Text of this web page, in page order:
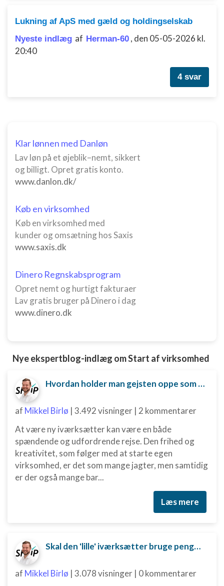
Lukning af ApS med gæld og holdingselskab
Nyeste indlæg af Herman-60 , den 05-05-2026 kl.
20:40
4 svar
Klar lønnen med Danløn
Lav løn på et øjeblik–nemt, sikkert
og billigt. Opret gratis konto.
www.danlon.dk/
Køb en virksomhed
Køb en virksomhed med
kunder og omsætning hos Saxis
www.saxis.dk
Dinero Regnskabsprogram
Opret nemt og hurtigt fakturaer
Lav gratis bruger på Dinero i dag
www.dinero.dk
Nye ekspertblog-indlæg om Start af virksomhed
Hvordan holder man gejsten oppe som ny iværksætter?
af Mikkel Birlø | 3.492 visninger | 2 kommentarer
At være ny iværksætter kan være en både
spændende og udfordrende rejse. Den frihed og
kreativitet, som følger med at starte egen
virksomhed, er det som mange jagter, men samtidig
er der også mange bar...
Læs mere
Skal den 'lille' iværksætter bruge penge på digital marketing?
af Mikkel Birlø | 3.078 visninger | 0 kommentarer